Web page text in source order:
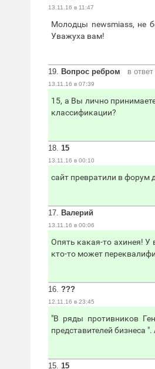
13.11.16 в 11:47
Молодцы newsmiass, не
Уважуха вам!
19. Вопрос ребром в
13.11.16 в 07:39
15, а Вы лично
классификации?
18. 15
13.11.16 в 00:10
сайт превратили в форум
17. Валерий
13.11.16 в 00:06
Опять какая-то ахинея! У
кто-то может
16. ???
12.11.16 в 23:45
"В ряды противников
представителей бизнеса
15. 15